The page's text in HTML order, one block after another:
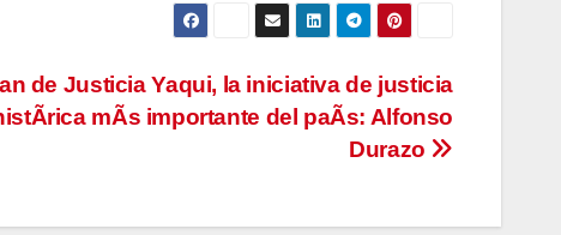
de Justicia Yaqui, la iniciativa de justicia
mÃs importante del paÃs: Alfonso
Durazo